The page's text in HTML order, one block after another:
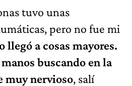
tuvo unas
pero no fue mi
llegó a cosas mayores.
buscando en la
muy nervioso, salí